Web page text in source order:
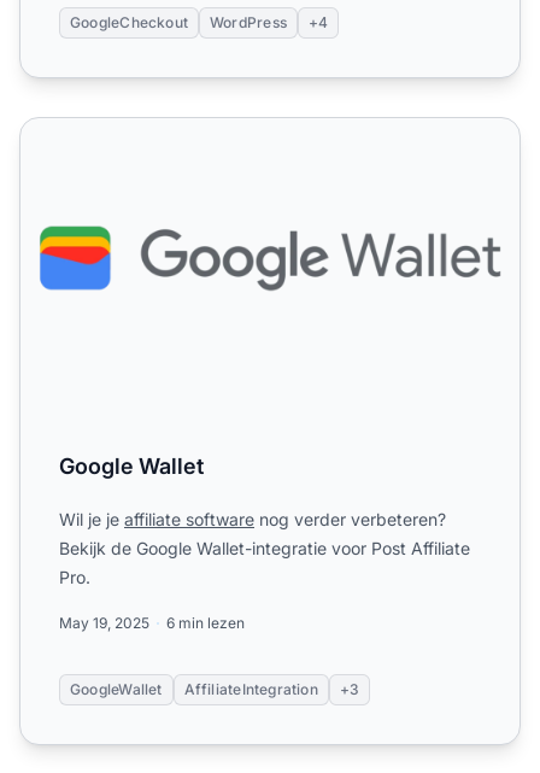
GoogleCheckout WordPress +4
Google Wallet
Google Wallet
Wil je je affiliate software nog verder verbeteren?
Bekijk de Google Wallet-integratie voor Post Affiliate
Pro.
May 19, 2025 6 min lezen
GoogleWallet AffiliateIntegration +3